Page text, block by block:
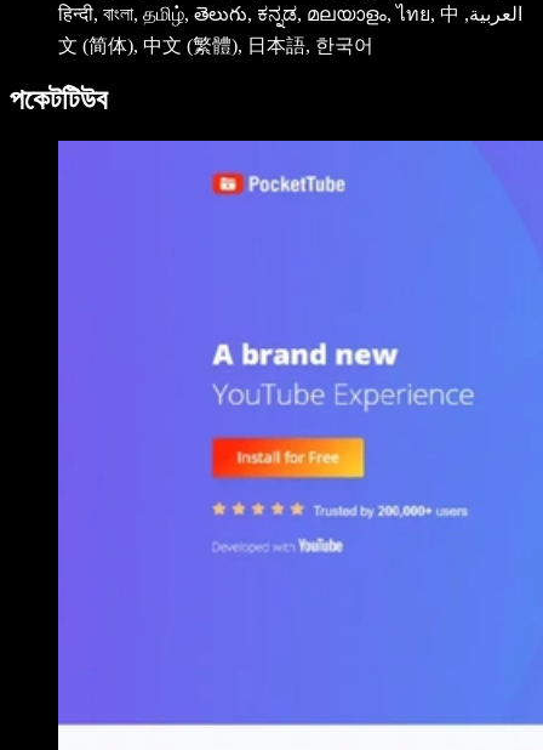
हिन्दी, বাংলা, தமிழ், తెలుగు, ಕನ್ನಡ, മലയാളം, ไทย, ‫العربية, 中
文 (简体), 中文 (繁體), 日本語, 한국어
পকেটটিউব